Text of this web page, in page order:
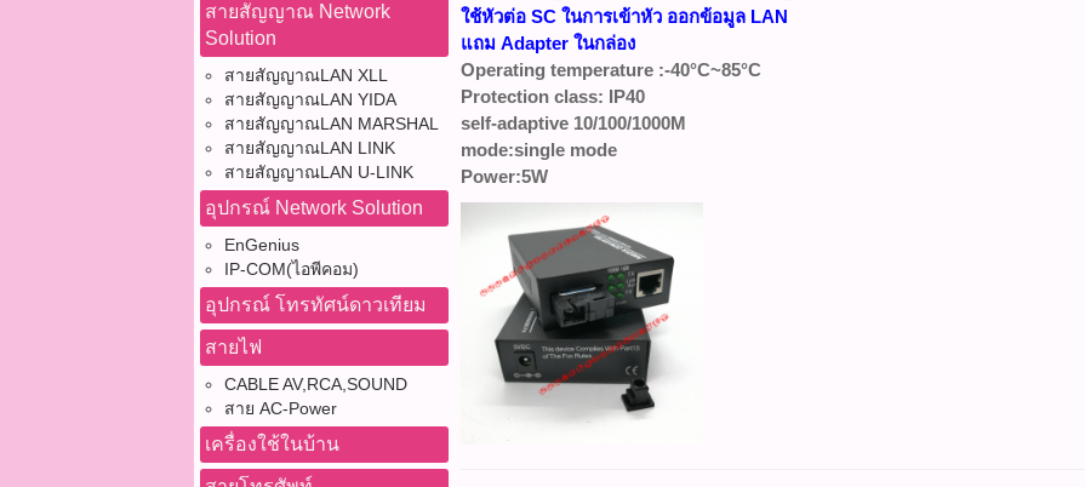
สายสัญญาณ Network
Solution
สายสัญญาณLAN XLL
สายสัญญาณLAN YIDA
สายสัญญาณLAN MARSHAL
สายสัญญาณLAN LINK
สายสัญญาณLAN U-LINK
อุปกรณ์ Network Solution
EnGenius
IP-COM(ไอพีคอม)
อุปกรณ์ โทรทัศน์ดาวเทียม
สายไฟ
CABLE AV,RCA,SOUND
สาย AC-Power
เครื่องใช้ในบ้าน
ใช้หัวต่อ SC ในการเข้าหัว ออกข้อมูล LAN
แถม Adapter ในกล่อง
Operating temperature :-40°C~85°C
Protection class: IP40
self-adaptive 10/100/1000M
mode:single mode
Power:5W